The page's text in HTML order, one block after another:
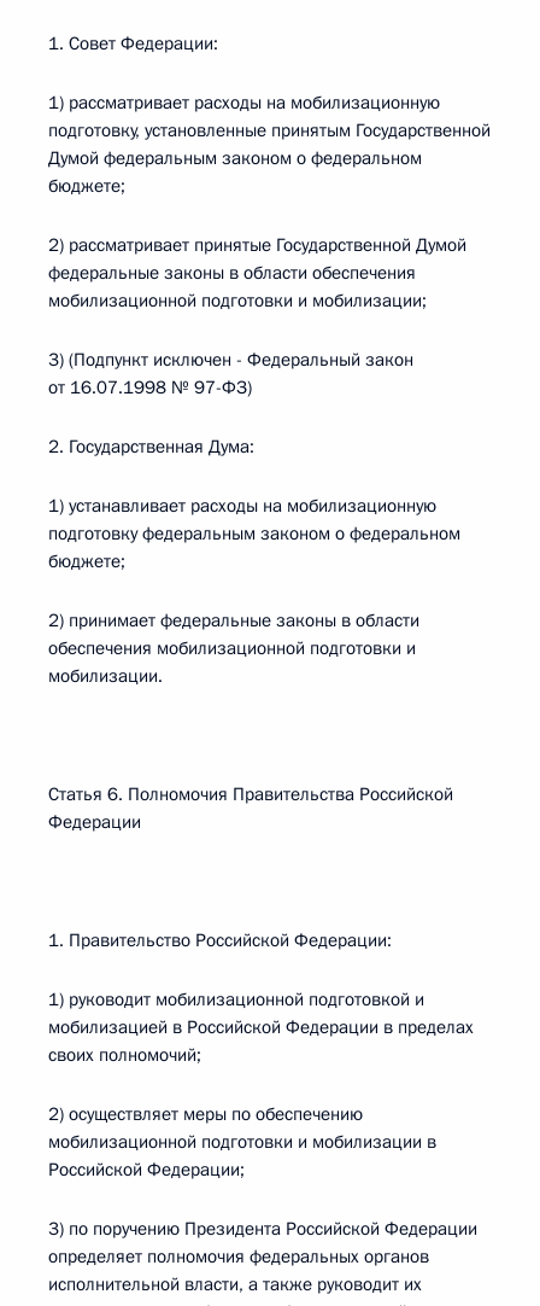
1. Совет Федерации:
1) рассматривает расходы на мобилизационную
подготовку, установленные принятым Государственной
Думой федеральным законом о федеральном
бюджете;
2) рассматривает принятые Государственной Думой
федеральные законы в области обеспечения
мобилизационной подготовки и мобилизации;
3) (Подпункт исключен - Федеральный закон
от 16.07.1998 № 97-ФЗ)
2. Государственная Дума:
1) устанавливает расходы на мобилизационную
подготовку федеральным законом о федеральном
бюджете;
2) принимает федеральные законы в области
обеспечения мобилизационной подготовки и
мобилизации.
Статья 6. Полномочия Правительства Российской
Федерации
1. Правительство Российской Федерации:
1) руководит мобилизационной подготовкой и
мобилизацией в Российской Федерации в пределах
своих полномочий;
2) осуществляет меры по обеспечению
мобилизационной подготовки и мобилизации в
Российской Федерации;
3) по поручению Президента Российской Федерации
определяет полномочия федеральных органов
исполнительной власти, а также руководит их